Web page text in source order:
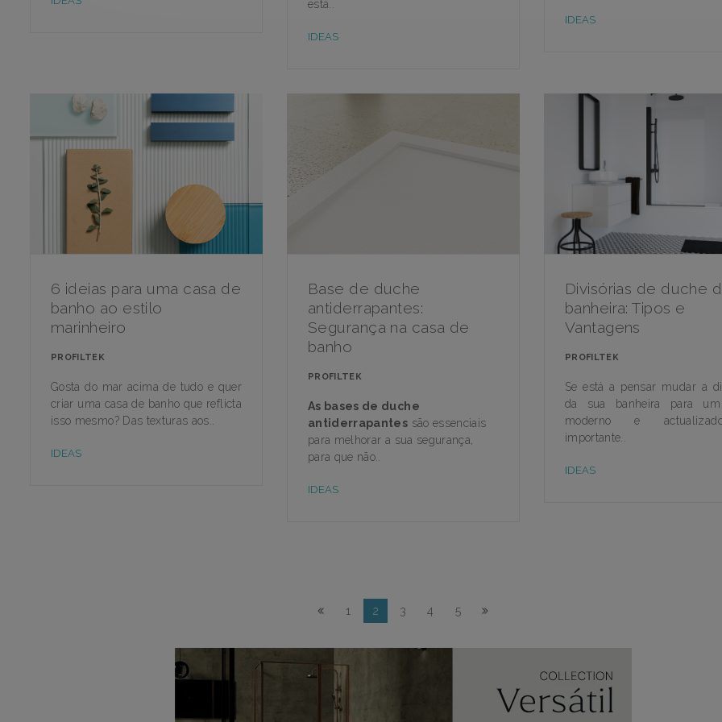
está..
IDEAS
IDEAS
6 ideias para uma casa de
banho ao estilo
marinheiro
PROFILTEK
Gosta do mar acima de tudo e quer
criar uma casa de banho que reflicta
isso mesmo? Das texturas aos..
IDEAS
Base de duche
antiderrapantes:
Segurança na casa de
banho
PROFILTEK
As bases de duche
antiderrapantes são essenciais
para melhorar a sua segurança,
para que não..
IDEAS
Divisórias de duche
banheira: Tipos e
Vantagens
PROFILTEK
Se está a pensar mudar a
da sua banheira para
moderno e
importante..
IDEAS
1 2 3 4 5